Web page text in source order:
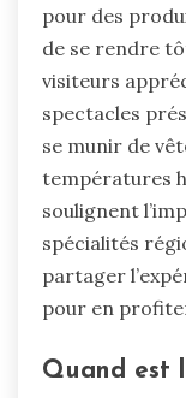
pour des
de se rendre
visiteurs
spectacles
se munir de
températures
soulignent
spécialités
partager
pour en
Quand est